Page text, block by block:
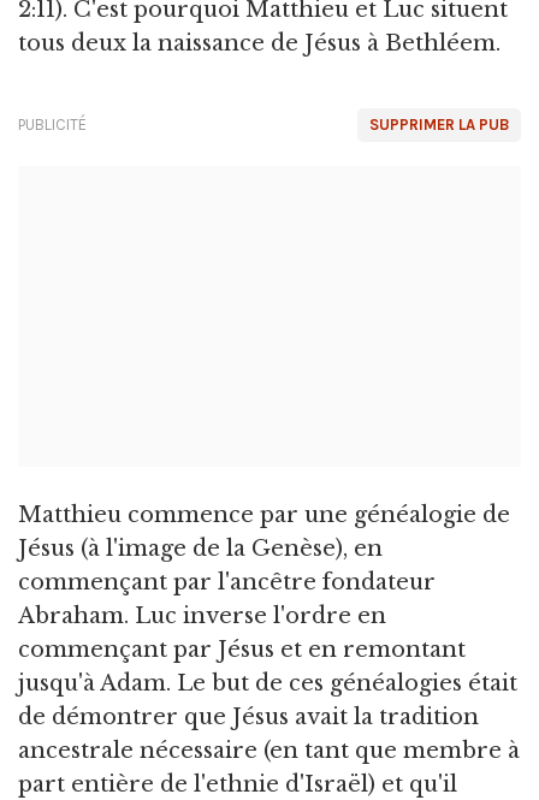
2:11). C'est pourquoi Matthieu et Luc situent
tous deux la naissance de Jésus à Bethléem.
SUPPRIMER LA PUB
PUBLICITÉ
Matthieu commence par une généalogie de
Jésus (à l'image de la Genèse), en
commençant par l'ancêtre fondateur
Abraham. Luc inverse l'ordre en
commençant par Jésus et en remontant
jusqu'à Adam. Le but de ces généalogies était
de démontrer que Jésus avait la tradition
ancestrale nécessaire (en tant que membre à
part entière de l'ethnie d'Israël) et qu'il